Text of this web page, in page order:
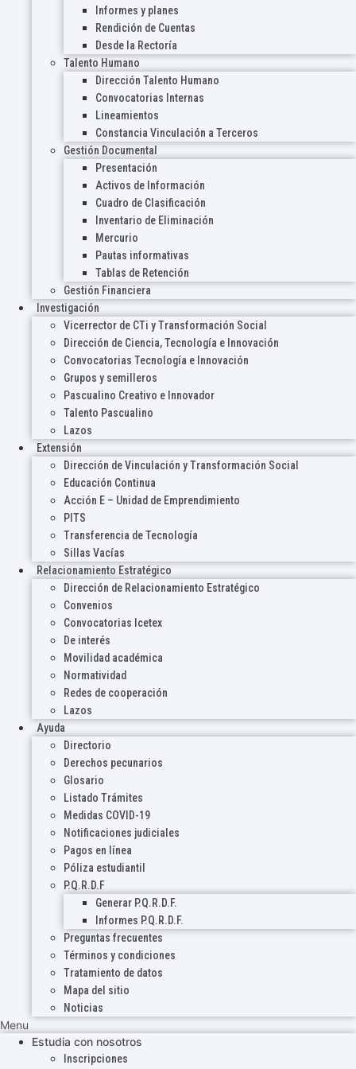
Informes y planes
Rendición de Cuentas
Desde la Rectoría
Talento Humano
Dirección Talento Humano
Convocatorias Internas
Lineamientos
Constancia Vinculación a Terceros
Gestión Documental
Presentación
Activos de Información
Cuadro de Clasificación
Inventario de Eliminación
Mercurio
Pautas informativas
Tablas de Retención
Gestión Financiera
Investigación
Vicerrector de CTi y Transformación Social
Dirección de Ciencia, Tecnología e Innovación
Convocatorias Tecnología e Innovación
Grupos y semilleros
Pascualino Creativo e Innovador
Talento Pascualino
Lazos
Extensión
Dirección de Vinculación y Transformación Social
Educación Continua
Acción E – Unidad de Emprendimiento
PITS
Transferencia de Tecnología
Sillas Vacías
Relacionamiento Estratégico
Dirección de Relacionamiento Estratégico
Convenios
Convocatorias Icetex
De interés
Movilidad académica
Normatividad
Redes de cooperación
Lazos
Ayuda
Directorio
Derechos pecunarios
Glosario
Listado Trámites
Medidas COVID-19
Notificaciones judiciales
Pagos en línea
Póliza estudiantil
P.Q.R.D.F
Generar P.Q.R.D.F.
Informes P.Q.R.D.F.
Preguntas frecuentes
Términos y condiciones
Tratamiento de datos
Mapa del sitio
Noticias
Menu
Estudia con nosotros
Inscripciones